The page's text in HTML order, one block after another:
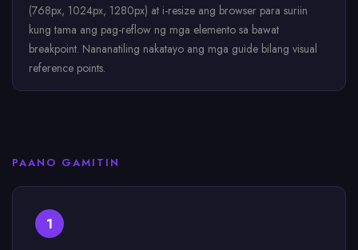
(768px, 1024px, 1280px) at i-resize ang browser para suriin
kung tama ang pag-reflow ng mga elemento sa bawat
breakpoint. Nananatiling nakatayo ang mga guide bilang visual
reference points.
PAANO GAMITIN
1